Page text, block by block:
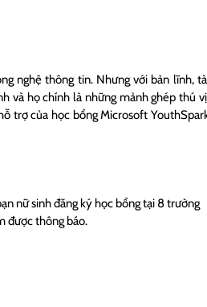
nghệ thông tin. Nhưng với bản lĩnh,
và họ chính là những mảnh ghép thú
trợ của học bổng Microsoft
nữ sinh đăng ký học bổng tại 8 trường
được thông báo.